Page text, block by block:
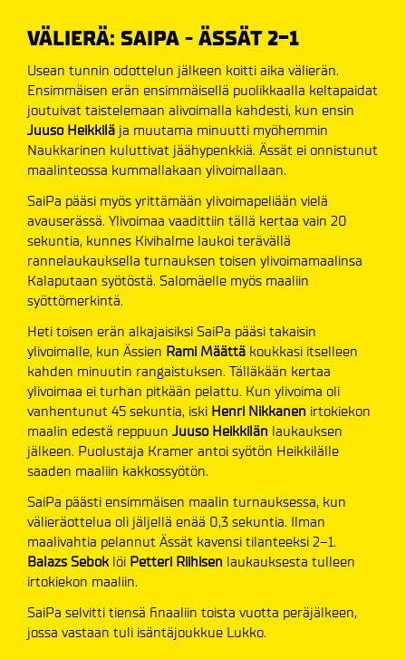
VÄLIERÄ: SAIPA - ÄSSÄT 2-1
Usean tunnin odottelun jälkeen koitti aika välierän.
Ensimmäisen erän ensimmäisellä puolikkaalla keltapaidat
joutuivat taistelemaan alivoimalla kahdesti, kun ensin
Juuso Heikkilä ja muutama minuutti myöhemmin
Naukkarinen kuluttivat jäähypenkkiä. Ässät ei onnistunut
maalinteossa kummallakaan ylivoimallaan.
SaiPa pääsi myös yrittämään ylivoimapeliään vielä
avauserässä. Ylivoimaa vaadittiin tällä kertaa vain 20
sekuntia, kunnes Kivihalme laukoi terävällä
rannelaukauksella turnauksen toisen ylivoimamaalinsa
Kalaputaan syötöstä. Salomäelle myös maaliin
syöttömerkintä.
Heti toisen erän alkajaisiksi SaiPa pääsi takaisin
ylivoimalle, kun Ässien Rami Määttä koukkasi itselleen
kahden minuutin rangaistuksen. Tälläkään kertaa
ylivoimaa ei turhan pitkään pelattu. Kun ylivoima oli
vanhentunut 45 sekuntia, iski Henri Nikkanen irtokiekon
maalin edestä reppuun Juuso Heikkilän laukauksen
jälkeen. Puolustaja Kramer antoi syötön Heikkilälle
saaden maaliin kakkossyötön.
SaiPa päästi ensimmäisen maalin turnauksessa, kun
välieräottelua oli jäljellä enää 0,3 sekuntia. Ilman
maalivahtia pelannut Ässät kavensi tilanteeksi 2–1.
Balazs Sebok löi Petteri Riihisen laukauksesta tulleen
irtokiekon maaliin.
SaiPa selvitti tiensä finaaliin toista vuotta peräjälkeen,
jossa vastaan tuli isäntäjoukkue Lukko.